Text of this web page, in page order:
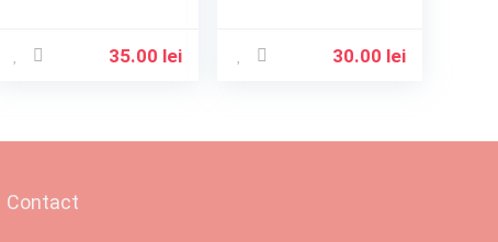
35.00 lei 30.00 lei
Contact